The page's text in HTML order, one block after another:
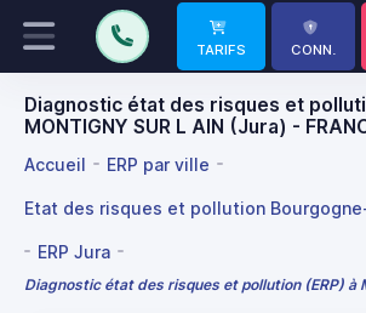
TARIFS CONN.
Diagnostic état des risques et
MONTIGNY SUR L AIN (Jura) -
Accueil ERP par ville
Etat des risques et pollution
ERP Jura
Diagnostic état des risques et pollution (ERP) à